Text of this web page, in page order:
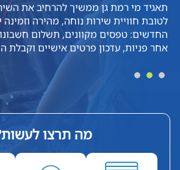
תאגיד מי רמת גן ממשיך להרחיב את
לטובת חוויית שירות נוחה, מהירה וזמינה
החדשים: טפסים מקוונים, תשלום
אחר פניות, עדכון פרטים אישיים וקבלת
מה תרצו